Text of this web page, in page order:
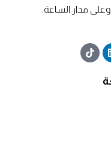
مدار الساعة.
T
i